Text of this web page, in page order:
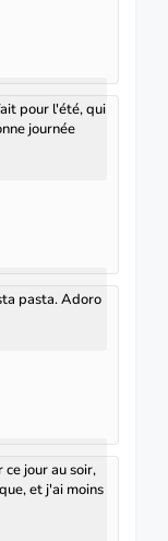
pour l'été, qui
journée
pasta. Adoro
ce jour au soir,
et j'ai moins